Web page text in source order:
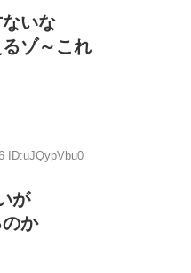
いな
ゾ～これ
ID:uJQypVbu0
が
か